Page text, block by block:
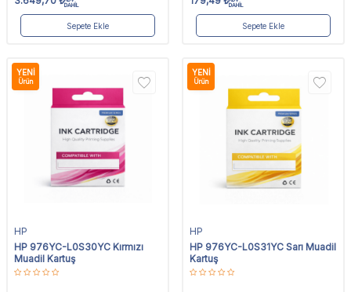
DAHİL
Sepete Ekle
DAHİL
Sepete Ekle
YENI
Ürün
HP
HP 976YC-L0S30YC Kırmızı
Muadil Kartuş
YENI
Ürün
HP
HP 976YC-L0S31YC Sarı Muadil
Kartuş